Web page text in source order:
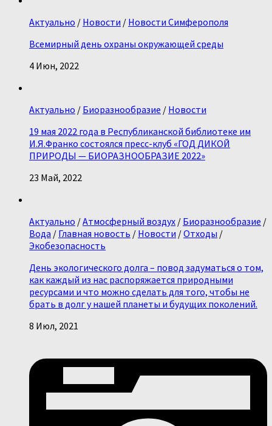
Актуально / Новости / Новости Симферополя
Всемирный день охраны окружающей среды
4 Июн, 2022
Актуально / Биоразнообразие / Новости
19 мая 2022 года в Республиканской библиотеке им
И.Я.Франко состоялся пресс-клуб «ГОД ДИКОЙ
ПРИРОДЫ — БИОРАЗНООБРАЗИЕ 2022»
23 Май, 2022
Актуально /Атмосферный воздух / Биоразнообразие /
Вода / Главная новость / Новости /Отходы /
Экобезопасность
День экологического долга – повод задуматься о том,
как каждый из нас распоряжается природными
ресурсами и что можно сделать для того, чтобы не
брать в долг у нашей планеты и будущих поколений.
8 Июл, 2021